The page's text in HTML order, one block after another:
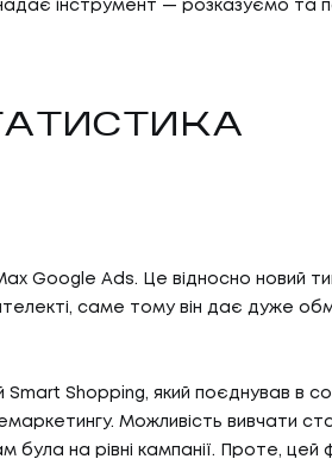
інструмент — розказуємо та
Google Ads. Це відносно новий
саме тому він дає дуже
Shopping, який поєднував в
Можливість вивчати
була на рівні кампанії. Проте,